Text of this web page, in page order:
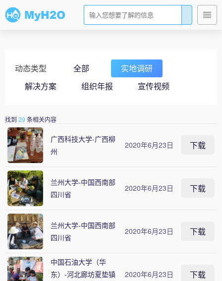
到
动态类型 全部
实地调研
解决方案
组织年报 宣传视频
找到 29 条相关内容
广西科技大学-广西柳
州
2020年6月23日 下载
兰州大学-中国西南部
四川省
2020年6月23日 下载
兰州大学-中国西南部
四川省
2020年6月23日 下载
中国石油大学（华
东）-河北廊坊夏垫镇
2020年6月23日 下载